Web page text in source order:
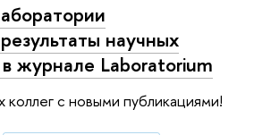
научных
журнале Laboratorium
коллег с новыми публикациями!